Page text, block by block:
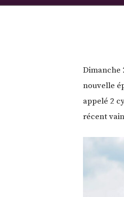
Dimanche
nouvelle
appelé 2
récent